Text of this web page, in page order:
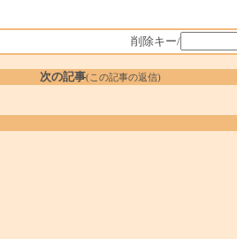
削除キー/
次の記事(この記事の返信)